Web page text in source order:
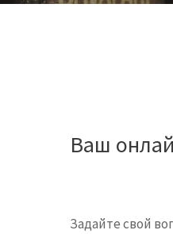
Ваш
Задайте свой